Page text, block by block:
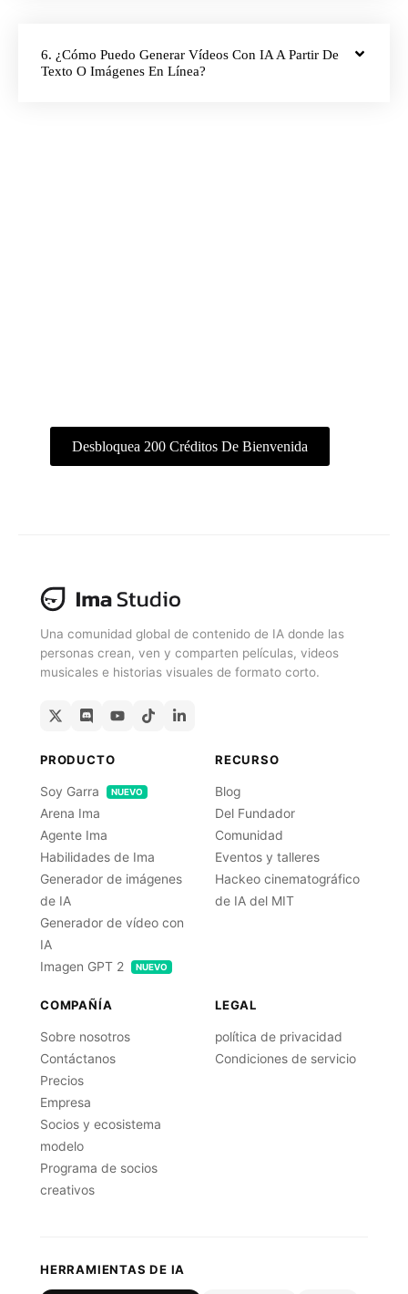
6. ¿Cómo Puedo Generar Vídeos Con IA A Partir De
Texto O Imágenes En Línea?
Desbloquea 200 Créditos De Bienvenida
Una comunidad global de contenido de IA donde las
personas crean, ven y comparten películas, videos
musicales e historias visuales de formato corto.
PRODUCTO
Soy Garra NUEVO
Arena Ima
Agente Ima
Habilidades de Ima
Generador de imágenes
de IA
Generador de vídeo con
IA
Imagen GPT 2
NUEVO
RECURSO
Blog
Del Fundador
Comunidad
Eventos y talleres
Hackeo cinematográfico
de IA del MIT
COMPAÑÍA
Sobre nosotros
Contáctanos
Precios
Empresa
Socios y ecosistema
modelo
Programa de socios
creativos
LEGAL
política de privacidad
Condiciones de servicio
HERRAMIENTAS DE IA